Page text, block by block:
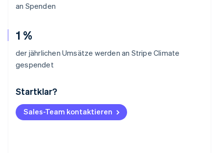
an Spenden
1 %
der jährlichen Umsätze werden an Stripe Climate
gespendet
Startklar?
Sales-Team kontaktieren
Australien
Belgien
NederlandsFrançaisDeutschEnglish